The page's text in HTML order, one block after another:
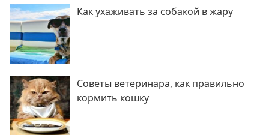
Как ухаживать за собакой в жару
Советы ветеринара, как правильно
кормить кошку